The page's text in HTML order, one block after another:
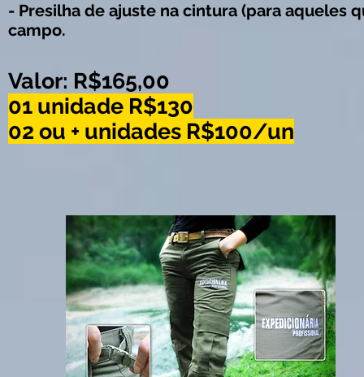
- Presilha de ajuste na cintura (para aqueles
campo.
Valor: R$165,00
01 unidade R$130
02 ou + unidades R$100/un